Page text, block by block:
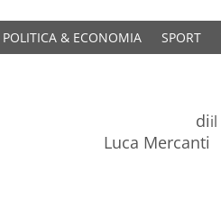
POLITICA & ECONOMIA SPORT
di
Luca Mercanti
il